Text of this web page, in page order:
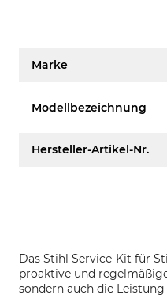
Marke
Modellbezeichnung
Hersteller-Artikel-Nr.
Das Stihl Service-Kit für
proaktive und
sondern auch die